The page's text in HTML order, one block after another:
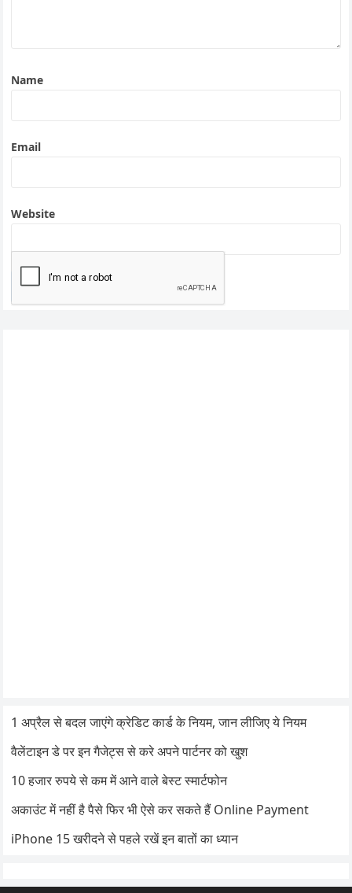
Name
Email
Website
1 अप्रैल से बदल जाएंगे क्रेडिट कार्ड के नियम, जान लीजिए ये नियम
वैलेंटाइन डे पर इन गैजेट्स से करे अपने पार्टनर को खुश
10 हजार रुपये से कम में आने वाले बेस्ट स्मार्टफोन
अकाउंट में नहीं है पैसे फिर भी ऐसे कर सकते हैं Online Payment
iPhone 15 खरीदने से पहले रखें इन बातों का ध्यान